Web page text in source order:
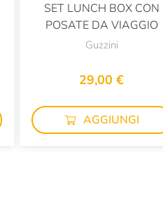
SET LUNCH BOX CON
POSATE DA VIAGGIO
Guzzini
29,00 €
AGGIUNGI